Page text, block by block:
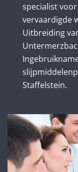
specialist
vervaardigde
Uitbreiding
Staffelstein.